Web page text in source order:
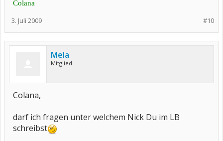
Colana
#10
3. Juli 2009
Mela
Mitglied
Colana,
darf ich fragen unter welchem Nick Du im LB
schreibst